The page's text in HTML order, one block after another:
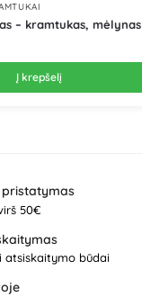
– kramtukas, mėlynas
Į krepšelį
50€
atsiskaitymo būdai